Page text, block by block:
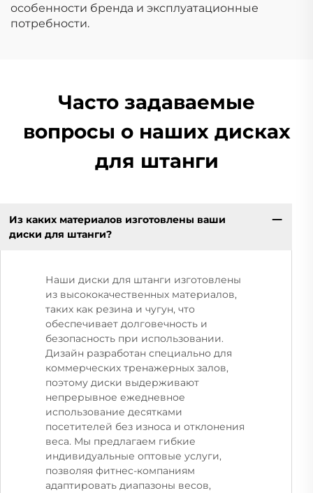
особенности бренда и эксплуатационные
потребности.
Часто задаваемые
вопросы о наших дисках
для штанги
Из каких материалов изготовлены ваши
диски для штанги?
Наши диски для штанги изготовлены
из высококачественных материалов,
таких как резина и чугун, что
обеспечивает долговечность и
безопасность при использовании.
Дизайн разработан специально для
коммерческих тренажерных залов,
поэтому диски выдерживают
непрерывное ежедневное
использование десятками
посетителей без износа и отклонения
веса. Мы предлагаем гибкие
индивидуальные оптовые услуги,
позволяя фитнес-компаниям
адаптировать диапазоны весов,